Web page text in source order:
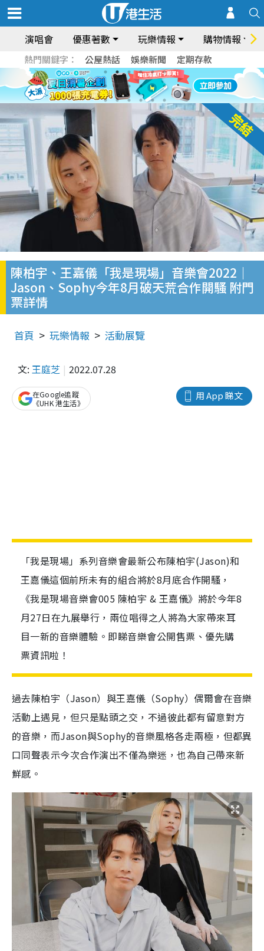
演唱會 優惠著數 玩樂情報 購物情報
熱門關鍵字： 公屋熱話 娛樂新聞 定期存款
陳柏宇、王嘉儀「我是現場」音樂會2022｜
Jason、Sophy今年8月破天荒合作開騷 附門
票詳情
首頁 玩樂情報 活動展覽
文: 王庭芝 2022.07.28
用 App 睇文
在Google追蹤
《UHK 港生活》
「我是現場」系列音樂會最新公布陳柏宇(Jason)和
王嘉儀這個前所未有的組合將於8月底合作開騷，
《我是現場音樂會005 陳柏宇 & 王嘉儀》將於今年8
月27日在九展舉行，兩位唱得之人將為大家帶來耳
目一新的音樂體驗。即睇音樂會公開售票、優先購
票資訊啦！
過去陳柏宇（Jason）與王嘉儀（Sophy）偶爾會在音樂
活動上遇見，但只是點頭之交，不過彼此都有留意對方
的音樂，而Jason與Sophy的音樂風格各走兩極，但都異
口同聲表示今次合作演出不僅為樂迷，也為自己帶來新
鮮感。